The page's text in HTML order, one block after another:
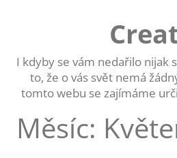
I kdyby se vám nedařilo nijak
to, že o vás svět nemá
tomto webu se zajímáme
Měsíc: